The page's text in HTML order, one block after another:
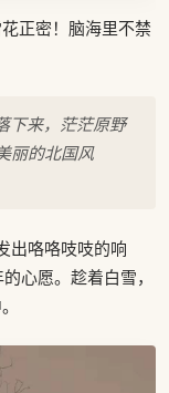
正密！脑海里不禁
下来，茫茫原野
丽的北国风
出咯咯吱吱的响
心愿。趁着白雪，